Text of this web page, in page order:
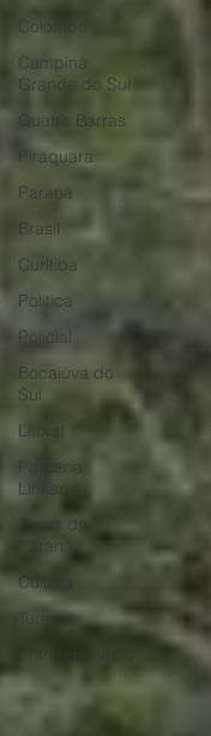
Colombo
Campina
Grande do Sul
Quatro Barras
Piraquara
Paraná
Brasil
Curitiba
Política
Policial
Bocaiúva do
Sul
Litoral
Parceria
Linkada
Tunas do
Paraná
Cultura
Turismo
Entretenimento